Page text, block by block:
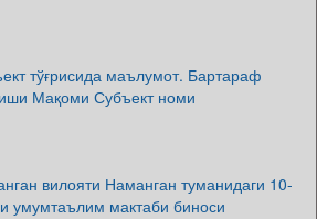
тўғрисида маълумот. Бартараф
Мақоми Субъект номи
вилояти Наманган туманидаги 10-
умумтаълим мактаби биноси